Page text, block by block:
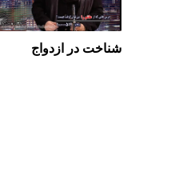
شناخت در ازدواج